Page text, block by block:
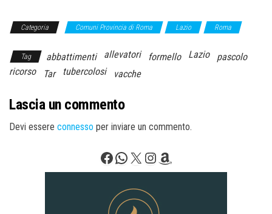
Categoria Comuni Provincia di Roma Lazio Roma
Tag abbattimenti allevatori formello Lazio
pascolo
ricorso
Tar tubercolosi vacche
Lascia un commento
Devi essere connesso per inviare un commento.
Facebook
WhatsApp
X Instagram
Amazon